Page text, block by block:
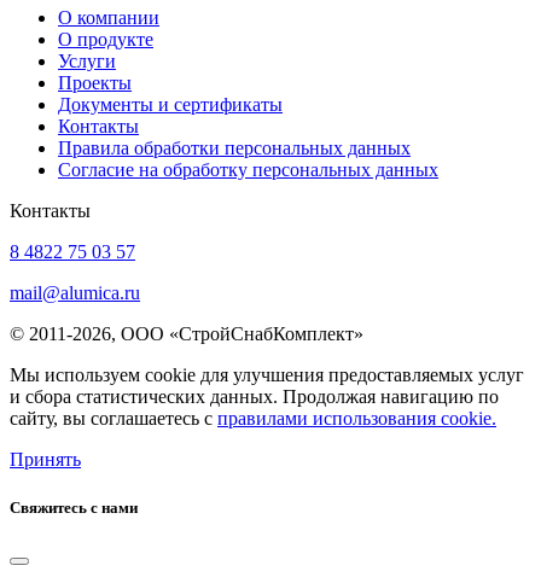
О компании
О продукте
Услуги
Проекты
Документы и сертификаты
Контакты
Правила обработки персональных данных
Согласие на обработку персональных данных
Контакты
8 4822 75 03 57
mail@alumica.ru
© 2011-2026, ООО «СтройСнабКомплект»
Мы используем cookie для улучшения предоставляемых услуг
и сбора статистических данных. Продолжая навигацию по
сайту, вы соглашаетесь с правилами использования cookie.
Принять
Свяжитесь с нами